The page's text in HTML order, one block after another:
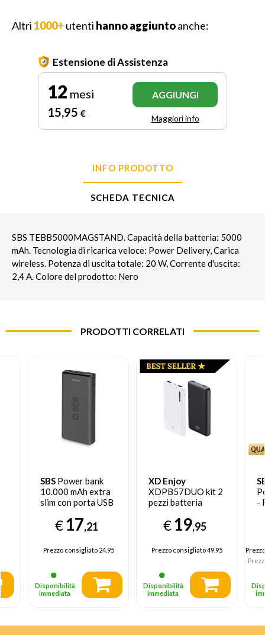
Altri 1000+ utenti hanno aggiuntoanche:
Estensione di Assistenza
12 mesi
15,95 €
AGGIUNGI
Maggiori info
INFO PRODOTTO
SCHEDA TECNICA
SBS TEBB5000MAGSTAND. Capacità della batteria: 5000
mAh. Tecnologia di ricarica veloce: Power Delivery, Carica
wireless. Potenza di uscita totale: 20 W, Corrente d'uscita:
2,4 A. Colore del prodotto: Nero
PRODOTTI CORRELATI
SBS Power bank
10.000 mAh extra
slim con porta USB
Charge (IC)
€17,21
Prezzo consigliato24.95
Disponibilità
immediata
XD Enjoy
XDPB57DUO kit 2
pezzi batteria
powerbank 10000
mAh Nero, Bianco
€19,95
Prezzo consigliato49.95
Disponibilità
immediata
-